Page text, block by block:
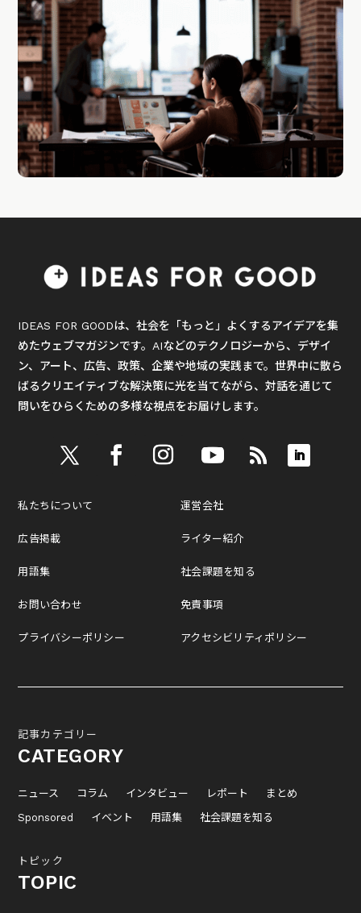
IDEAS FOR GOODは、社会を「もっと」よくするアイデアを集
めたウェブマガジンです。AIなどのテクノロジーから、デザイ
ン、アート、広告、政策、企業や地域の実践まで。世界中に散ら
ばるクリエイティブな解決策に光を当てながら、対話を通じて
問いをひらくための多様な視点をお届けします。
私たちについて
広告掲載
用語集
お問い合わせ
プライバシーポリシー
運営会社
ライター紹介
社会課題を知る
免責事項
アクセシビリティポリシー
記事カテゴリー
CATEGORY
ニュース コラム インタビュー レポート
まとめ
Sponsored
イベント 用語集 社会課題を知る
トピック
TOPIC